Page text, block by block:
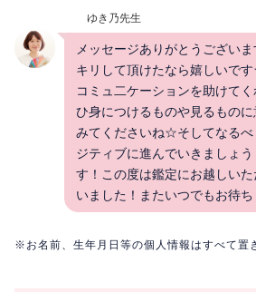
ゆき乃先生
メッセージありがとうござい
キリして頂けたなら嬉しいで
コミュ二ケーションを助けて
ひ身につけるものや見るもの
みてくださいね☆そしてなるべ
ジティブに進んでいきましょ
す！この度は鑑定にお越しい
いました！またいつでもお待
※お名前、生年月日等の個人情報はすべて置